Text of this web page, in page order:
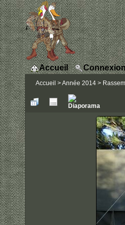
Accueil
Accueil >Année 2014 >